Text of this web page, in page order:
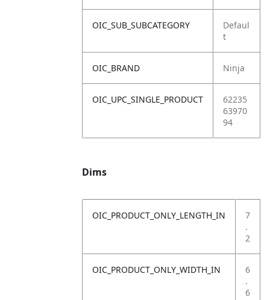
OIC_SUB_SUBCATEGORY
Defaul
t
OIC_BRAND Ninja
OIC_UPC_SINGLE_PRODUCT
62235
63970
94
Dims
OIC_PRODUCT_ONLY_LENGTH_IN
7
.
2
OIC_PRODUCT_ONLY_WIDTH_IN
6
.
6